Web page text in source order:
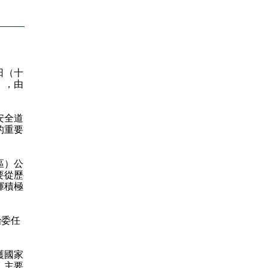
（十
，由
全道
重要
）公
從歷
積極
任
國家
主要